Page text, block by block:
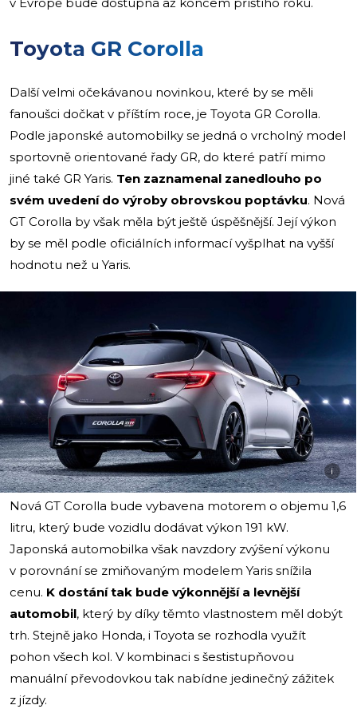
Toyota GR Corolla
Další velmi očekávanou novinkou, které by se měli
fanoušci dočkat v příštím roce, je Toyota GR Corolla.
Podle japonské automobilky se jedná o vrcholný model
sportovně orientované řady GR, do které patří mimo
jiné také GR Yaris. Ten zaznamenal zanedlouho po
svém uvedení do výroby obrovskou poptávku. Nová
GT Corolla by však měla být ještě úspěšnější. Její výkon
by se měl podle oficiálních informací vyšplhat na vyšší
hodnotu než u Yaris.
i
Nová GT Corolla bude vybavena motorem o objemu 1,6
litru, který bude vozidlu dodávat výkon 191 kW.
Japonská automobilka však navzdory zvýšení výkonu
v porovnání se zmiňovaným modelem Yaris snížila
cenu. K dostání tak bude výkonnější a levnější
automobil, který by díky těmto vlastnostem měl dobýt
trh. Stejně jako Honda, i Toyota se rozhodla využít
pohon všech kol. V kombinaci s šestistupňovou
manuální převodovkou tak nabídne jedinečný zážitek
z jízdy.